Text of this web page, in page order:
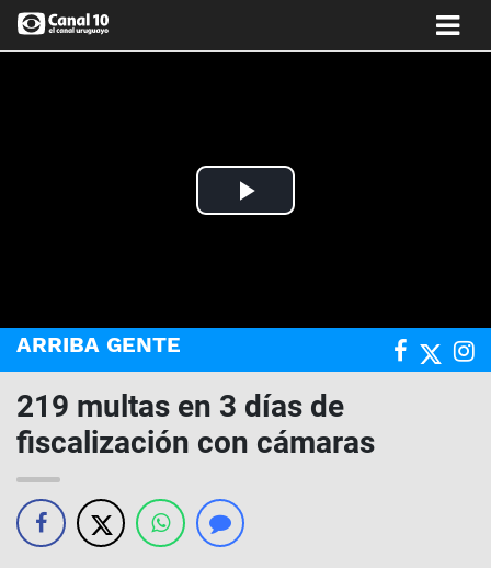
Play
ARRIBA GENTE
219 multas en 3 días de
fiscalización con cámaras